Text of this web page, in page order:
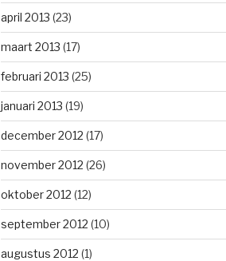
april 2013 (23)
maart 2013 (17)
februari 2013 (25)
januari 2013 (19)
december 2012 (17)
november 2012 (26)
oktober 2012 (12)
september 2012 (10)
augustus 2012 (1)